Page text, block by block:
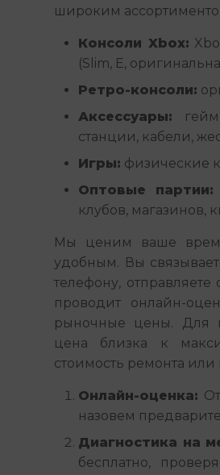
широким
Консоли Xbox:
(Slim, E,
Ретро-консоли:
Аксессуары:
станции, кабели,
Игры: физические
Оптовые партии:
клубов, магазинов,
Мы ценим ваше
удобным. Вы
телефону,
проводит онлайн-
рыночные цены. Для
цена близка к
стоимость ремонта или
Онлайн-оценка:
назовем
Диагностика на
бесплатно,